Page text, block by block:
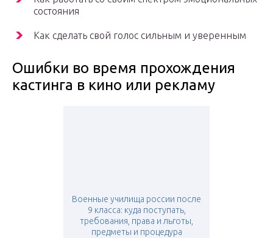
состояния
Как сделать свой голос сильным и уверенным
Ошибки во время прохождения
кастинга в кино или рекламу
Военные училища россии после
9 класса: куда поступать,
требования, права и льготы,
предметы и процедура